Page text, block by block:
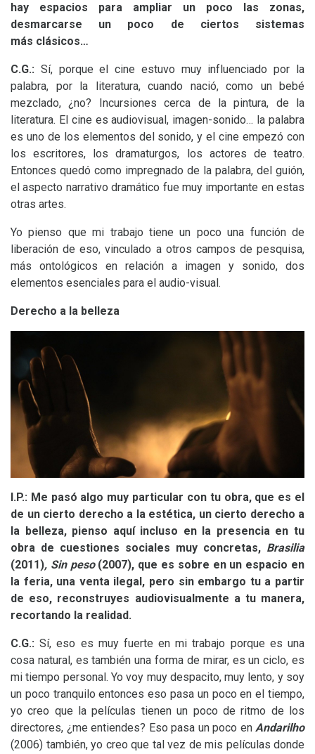
hay espacios para ampliar un poco las zonas,
desmarcarse un poco de ciertos sistemas
más clásicos…
C.G.: Sí, porque el cine estuvo muy influenciado por la
palabra, por la literatura, cuando nació, como un bebé
mezclado, ¿no? Incursiones cerca de la pintura, de la
literatura. El cine es audiovisual, imagen-sonido… la palabra
es uno de los elementos del sonido, y el cine empezó con
los escritores, los dramaturgos, los actores de teatro.
Entonces quedó como impregnado de la palabra, del guión,
el aspecto narrativo dramático fue muy importante en estas
otras artes.
Yo pienso que mi trabajo tiene un poco una función de
liberación de eso, vinculado a otros campos de pesquisa,
más ontológicos en relación a imagen y sonido, dos
elementos esenciales para el audio-visual.
Derecho a la belleza
I.P.: Me pasó algo muy particular con tu obra, que es el
de un cierto derecho a la estética, un cierto derecho a
la belleza, pienso aquí incluso en la presencia en tu
obra de cuestiones sociales muy concretas, Brasilia
(2011), Sin peso (2007), que es sobre en un espacio en
la feria, una venta ilegal, pero sin embargo tu a partir
de eso, reconstruyes audiovisualmente a tu manera,
recortando la realidad.
C.G.: Sí, eso es muy fuerte en mi trabajo porque es una
cosa natural, es también una forma de mirar, es un ciclo, es
mi tiempo personal. Yo voy muy despacito, muy lento, y soy
un poco tranquilo entonces eso pasa un poco en el tiempo,
yo creo que la películas tienen un poco de ritmo de los
directores, ¿me entiendes? Eso pasa un poco enAndarilho
(2006) también, yo creo que tal vez de mis películas donde